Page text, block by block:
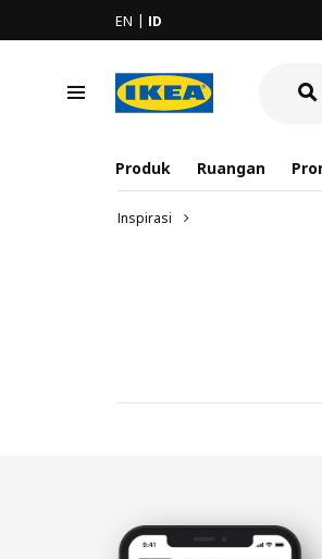
EN ID
Produk Ruangan
Inspirasi